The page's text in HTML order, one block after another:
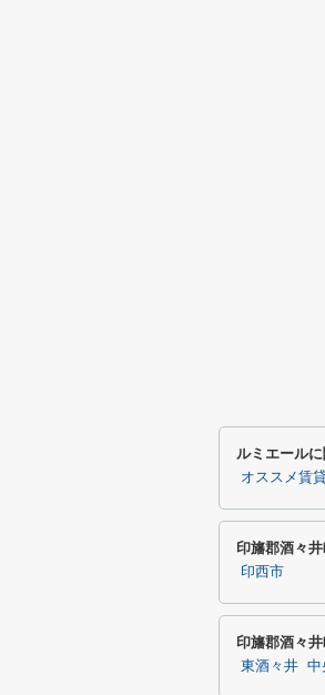
ルミエール
オススメ賃
印旛郡酒々
印西市
印旛郡酒々
東酒々井 中